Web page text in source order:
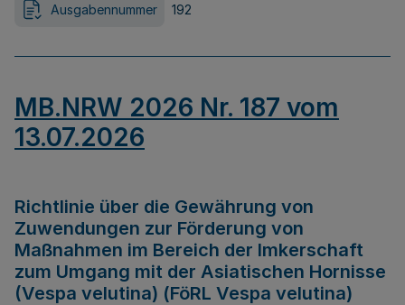
Ausgabennummer 192
MB.NRW 2026 Nr. 187 vom
13.07.2026
Richtlinie über die Gewährung von
Zuwendungen zur Förderung von
Maßnahmen im Bereich der Imkerschaft
zum Umgang mit der Asiatischen Hornisse
(Vespa velutina) (FöRL Vespa velutina)